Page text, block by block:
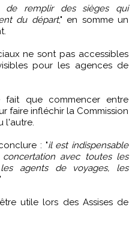
de remplir des sièges qui
du départ," en somme un
ne sont pas accessibles
pour les agences de
que commencer entre
faire infléchir la Commission
l'autre.
: "il est indispensable
avec toutes les
agents de voyages, les
utile lors des Assises de